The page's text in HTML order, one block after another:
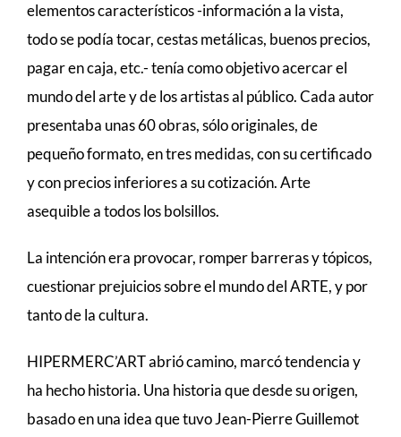
elementos característicos -información a la vista,
todo se podía tocar, cestas metálicas, buenos precios,
pagar en caja, etc.- tenía como objetivo acercar el
mundo del arte y de los artistas al público. Cada autor
presentaba unas 60 obras, sólo originales, de
pequeño formato, en tres medidas, con su certificado
y con precios inferiores a su cotización. Arte
asequible a todos los bolsillos.
La intención era provocar, romper barreras y tópicos,
cuestionar prejuicios sobre el mundo del ARTE, y por
tanto de la cultura.
HIPERMERC’ART abrió camino, marcó tendencia y
ha hecho historia. Una historia que desde su origen,
basado en una idea que tuvo Jean-Pierre Guillemot